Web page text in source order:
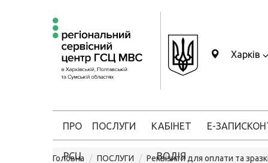
Харків
ПРО
РСЦ
ПОСЛУГИ КАБІНЕТ
ВОДІЯ
Е-ЗАПИС
Головна ПОСЛУГИ Реквізити для оплати та